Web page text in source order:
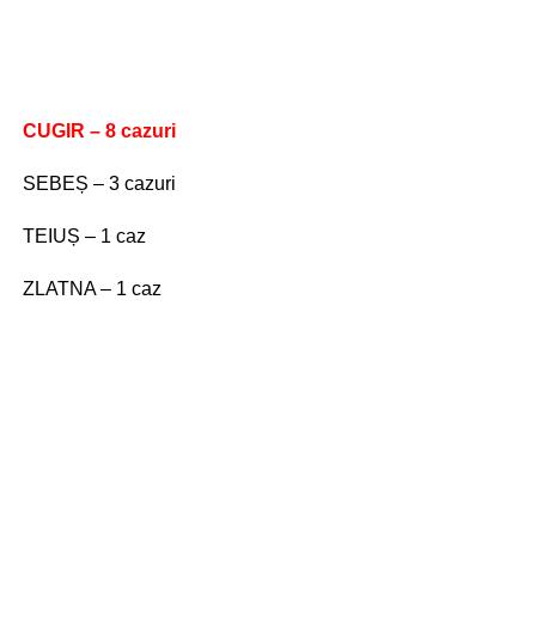
CUGIR – 8 cazuri
SEBEȘ – 3 cazuri
TEIUȘ – 1 caz
ZLATNA – 1 caz